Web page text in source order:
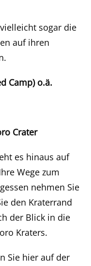
sogar die
auf ihren
Camp) o.ä.
Crater
es hinaus auf
Wege zum
nehmen Sie
den Kraterrand
der Blick in die
Kraters.
Sie hier auf der